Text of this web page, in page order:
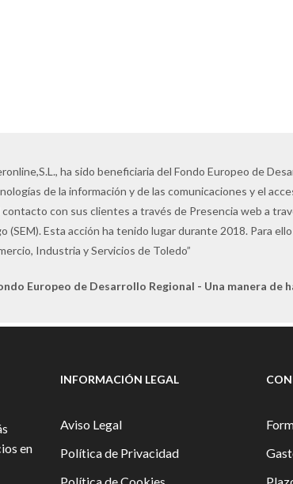
ha sido beneficiaria del Fondo Europeo de
de la información y de las comunicaciones y el
contacto con sus clientes a través de Presencia web a
(SEM). Esta acción ha tenido lugar durante 2018. Para
Industria y Servicios de Toledo”
Europeo de Desarrollo Regional - Una manera de
en
INFORMACIÓN LEGAL
Aviso Legal
Política de Privacidad